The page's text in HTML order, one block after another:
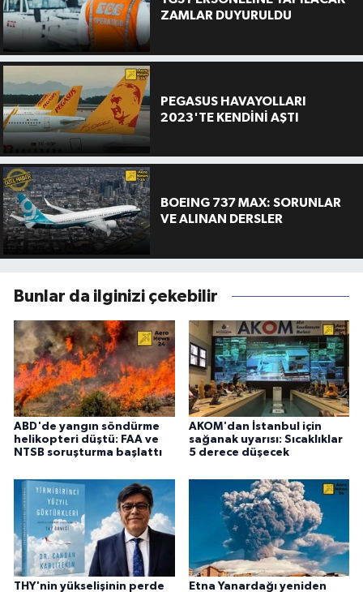
ZAMLAR DUYURULDU
PEGASUS HAVAYOLLARI
2023'TE KENDİNİ AŞTI
BOEING 737 MAX: SORUNLAR
VE ALINAN DERSLER
Bunlar da ilginizi çekebilir
ABD'de yangın söndürme
helikopteri düştü: FAA ve
NTSB soruşturma başlattı
AKOM'dan İstanbul için
sağanak uyarısı: Sıcaklıklar
5 derece düşecek
THY'nin yükselişinin perde Etna Yanardağı yeniden